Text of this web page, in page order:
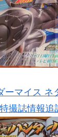
ーマイス ネ
撮誌情報追